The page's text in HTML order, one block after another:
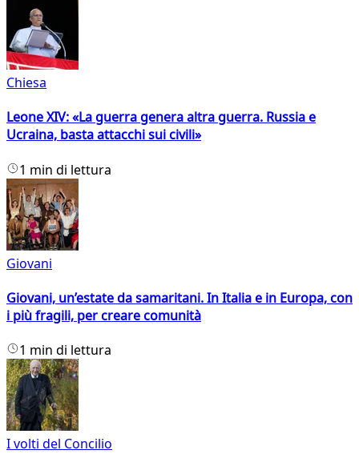
Chiesa
Leone XIV: «La guerra genera altra guerra. Russia e
Ucraina, basta attacchi sui civili»
1 min di lettura
Giovani
Giovani, un’estate da samaritani. In Italia e in Europa, con
i più fragili, per creare comunità
1 min di lettura
I volti del Concilio